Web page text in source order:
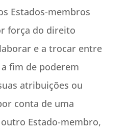
Estados-membros
força do direito
e a trocar entre
fim de poderem
atribuições ou
conta de uma
Estado-membro,